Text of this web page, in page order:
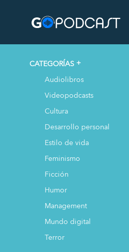
CATEGORÍAS
Audiolibros
Videopodcasts
Cultura
Desarrollo personal
Estilo de vida
Feminismo
Ficción
Humor
Management
Mundo digital
Terror